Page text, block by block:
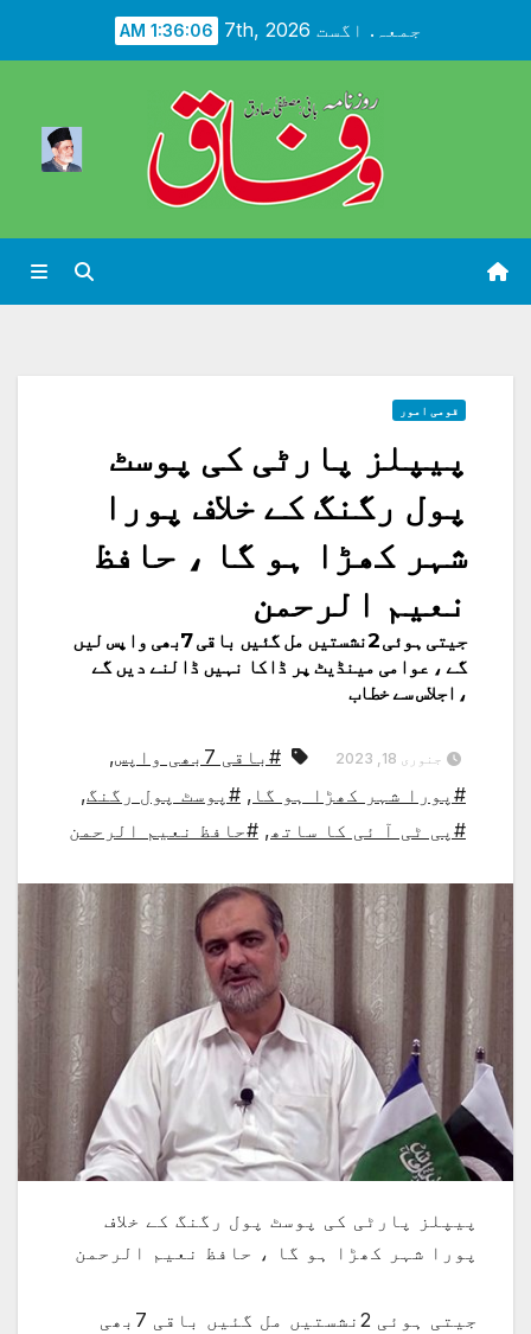
جمعہ. اگست 7th, 2026 1:36:08 AM
قومی امور
پیپلز پارٹی کی پوسٹ
پول رگنگ کے خلاف پورا
شہر کھڑا ہو گا ، حافظ
نعیم الرحمن
جیتی ہوئی 2نشستیں مل گئیں باقی 7بھی واپس لیں
گے ، عوامی مینڈیٹ پر ڈاکا نہیں ڈالنے دیں گے
،اجلاس سے خطاب
جنوری 18, 2023 #باقی 7بھی واپس
,
#پورا شہر کھڑا ہو گا , #پوسٹ پول رگنگ,
#پی ٹی آ ئی کا ساتھ, #حافظ نعیم الرحمن
پیپلز پارٹی کی پوسٹ پول رگنگ کے خلاف
پورا شہر کھڑا ہو گا ، حافظ نعیم الرحمن
جیتی ہوئی 2نشستیں مل گئیں باقی 7بھی